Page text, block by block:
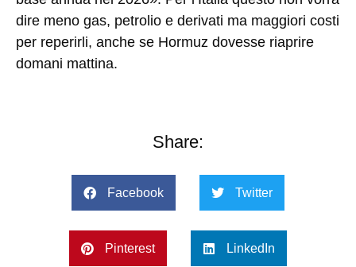
dire meno gas, petrolio e derivati ma maggiori costi
per reperirli, anche se Hormuz dovesse riaprire
domani mattina.
Share:
Facebook Twitter
Pinterest LinkedIn